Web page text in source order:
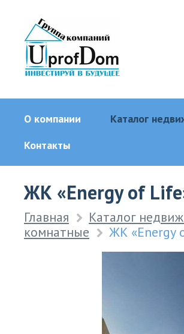
О компании Каталог
Контакты
ЖК «Energy of
Главная Каталог
комнатные
ЖК «Energy